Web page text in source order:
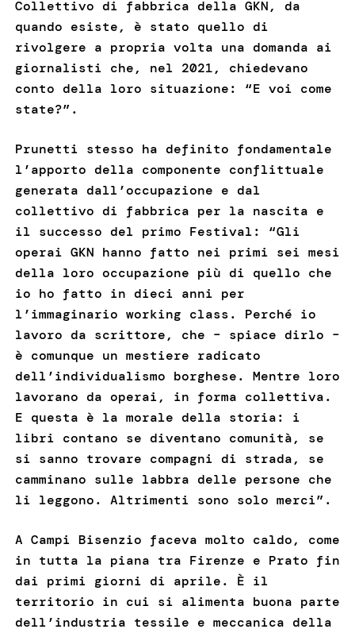
Collettivo di fabbrica della GKN, da
quando esiste, è stato quello di
rivolgere a propria volta una domanda ai
giornalisti che, nel 2021, chiedevano
conto della loro situazione: “E voi come
state?”.
Prunetti stesso ha definito fondamentale
l’apporto della componente conflittuale
generata dall’occupazione e dal
collettivo di fabbrica per la nascita e
il successo del primo Festival: “Gli
operai GKN hanno fatto nei primi sei mesi
della loro occupazione più di quello che
io ho fatto in dieci anni per
l’immaginario working class. Perché io
lavoro da scrittore, che – spiace dirlo –
è comunque un mestiere radicato
dell’individualismo borghese. Mentre loro
lavorano da operai, in forma collettiva.
E questa è la morale della storia: i
libri contano se diventano comunità, se
si sanno trovare compagni di strada, se
camminano sulle labbra delle persone che
li leggono. Altrimenti sono solo merci”.
A Campi Bisenzio faceva molto caldo, come
in tutta la piana tra Firenze e Prato fin
dai primi giorni di aprile. È il
territorio in cui si alimenta buona parte
dell’industria tessile e meccanica della